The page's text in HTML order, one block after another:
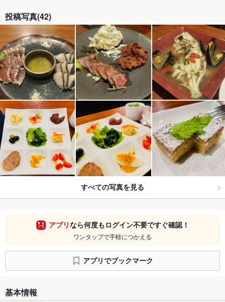
投稿写真(42)
すべての写真を見る
アプリなら何度もログイン不要ですぐ確認！
ワンタップで手軽につかえる
アプリでブックマーク
基本情報